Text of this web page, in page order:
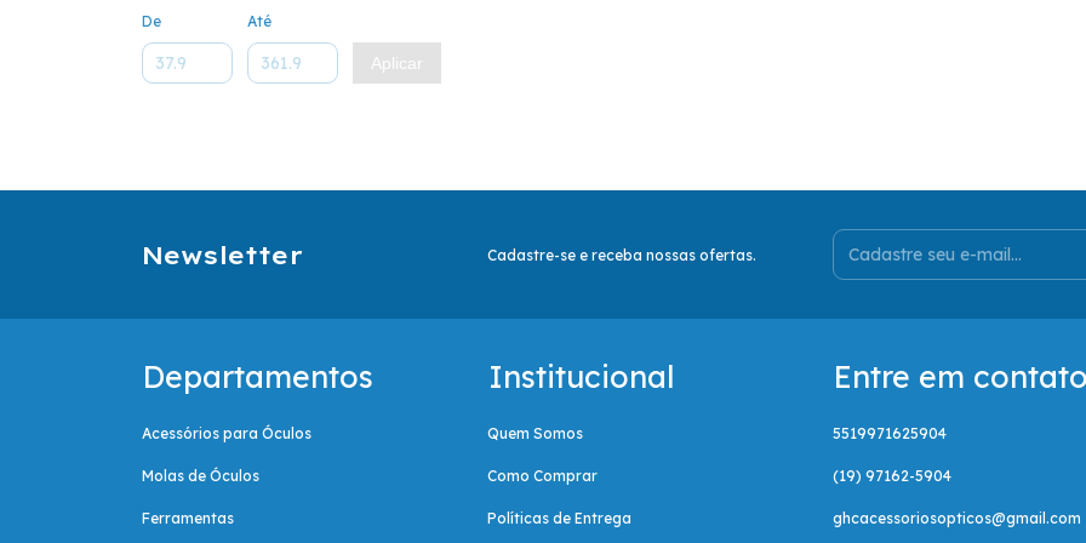
De Até
Aplicar
Newsletter Cadastre-se e receba nossas ofertas.
Departamentos
Acessórios para Óculos
Molas de Óculos
Ferramentas
Institucional
Quem Somos
Como Comprar
Políticas de Entrega
Entre em
5519971625904
(19) 97162-5904
ghcacessoriosopticos@gmail.com